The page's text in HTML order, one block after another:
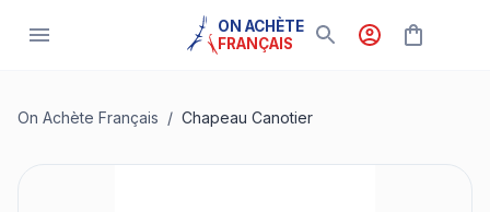
ON ACHÈTE
FRANÇAIS
On Achète Français / Chapeau Canotier